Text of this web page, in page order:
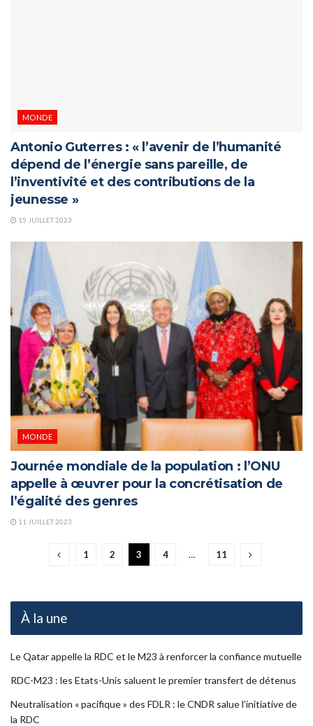
MONDE
Antonio Guterres : « l’avenir de l’humanité
dépend de l’énergie sans pareille, de
l’inventivité et des contributions de la
jeunesse »
15 JUILLET 2023
MONDE
Journée mondiale de la population : l’ONU
appelle à œuvrer pour la concrétisation de
l’égalité des genres
11 JUILLET 2023
1 2 3 4 … 11
À la une
Le Qatar appelle la RDC et le M23 à renforcer la confiance mutuelle
RDC-M23 : les Etats-Unis saluent le premier transfert de détenus
Neutralisation « pacifique » des FDLR : le CNDR salue l’initiative de
la RDC